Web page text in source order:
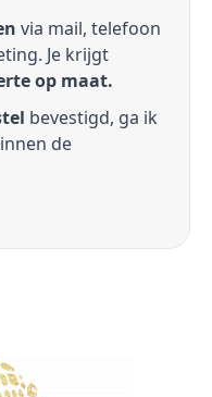
via mail, telefoon
Je krijgt
op maat.
bevestigd, ga ik
de